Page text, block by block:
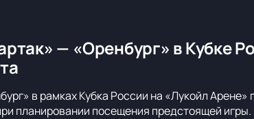
— «Оренбург» в Кубке
в рамках Кубка России на «Лукойл Арене»
планировании посещения предстоящей игры.